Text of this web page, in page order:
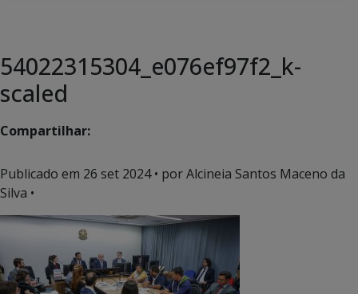
54022315304_e076ef97f2_k-
scaled
Compartilhar:
Publicado em 26 set 2024• por Alcineia Santos Maceno da
Silva •